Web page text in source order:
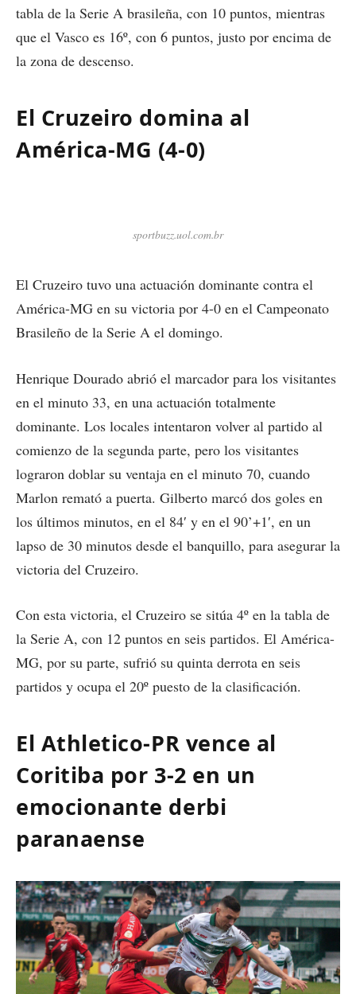
tabla de la Serie A brasileña, con 10 puntos, mientras
que el Vasco es 16º, con 6 puntos, justo por encima de
la zona de descenso.
El Cruzeiro domina al
América-MG (4-0)
sportbuzz.uol.com.br
El Cruzeiro tuvo una actuación dominante contra el
América-MG en su victoria por 4-0 en el Campeonato
Brasileño de la Serie A el domingo.
Henrique Dourado abrió el marcador para los visitantes
en el minuto 33, en una actuación totalmente
dominante. Los locales intentaron volver al partido al
comienzo de la segunda parte, pero los visitantes
lograron doblar su ventaja en el minuto 70, cuando
Marlon remató a puerta. Gilberto marcó dos goles en
los últimos minutos, en el 84′ y en el 90’+1′, en un
lapso de 30 minutos desde el banquillo, para asegurar la
victoria del Cruzeiro.
Con esta victoria, el Cruzeiro se sitúa 4º en la tabla de
la Serie A, con 12 puntos en seis partidos. El América-
MG, por su parte, sufrió su quinta derrota en seis
partidos y ocupa el 20º puesto de la clasificación.
El Athletico-PR vence al
Coritiba por 3-2 en un
emocionante derbi
paranaense